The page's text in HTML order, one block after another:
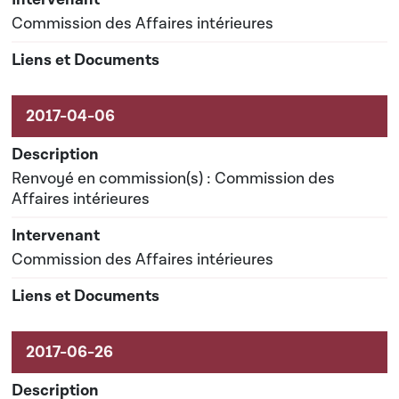
Commission des Affaires intérieures
Renvoyé en commission(s) : Commission des
Affaires intérieures
Commission des Affaires intérieures